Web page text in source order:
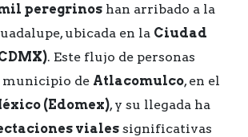
peregrinos han arribado a la
ubicada en la Ciudad
. Este flujo de personas
municipio de Atlacomulco, en el
(Edomex), y su llegada ha
viales significativas